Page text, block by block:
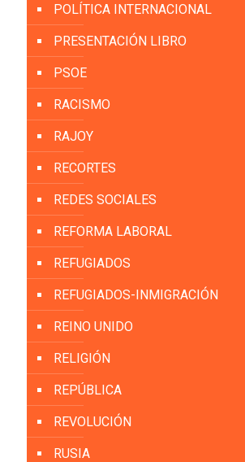
POLÍTICA INTERNACIONAL
PRESENTACIÓN LIBRO
PSOE
RACISMO
RAJOY
RECORTES
REDES SOCIALES
REFORMA LABORAL
REFUGIADOS
REFUGIADOS-INMIGRACIÓN
REINO UNIDO
RELIGIÓN
REPÚBLICA
REVOLUCIÓN
RUSIA